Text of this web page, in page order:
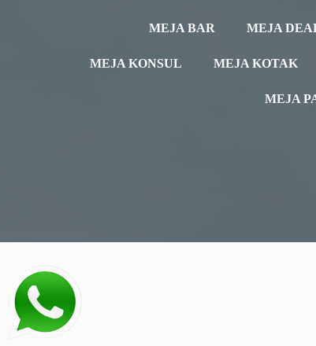
MEJA BAR MEJA
MEJA KONSUL MEJA KOTAK
MEJA